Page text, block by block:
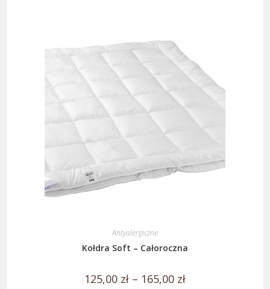
Antyalergiczne
Kołdra Soft – Całoroczna
125,00 zł – 165,00 zł